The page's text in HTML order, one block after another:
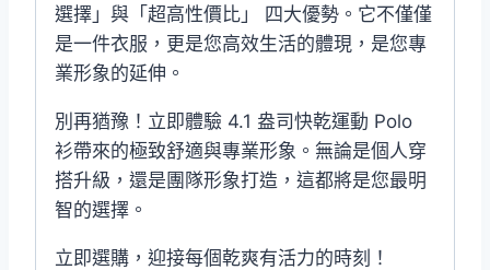
選擇」與「超高性價比」 四大優勢。它不僅僅
是一件衣服，更是您高效生活的體現，是您專
業形象的延伸。
別再猶豫！立即體驗 4.1 盎司快乾運動 Polo
衫帶來的極致舒適與專業形象。無論是個人穿
搭升級，還是團隊形象打造，這都將是您最明
智的選擇。
立即選購，迎接每個乾爽有活力的時刻！